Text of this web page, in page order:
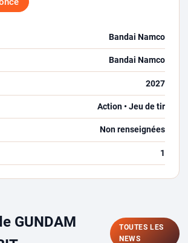
Bandai Namco
Bandai Namco
2027
Action • Jeu de tir
Non renseignées
1
GUNDAM
TOUTES LES
NEWS